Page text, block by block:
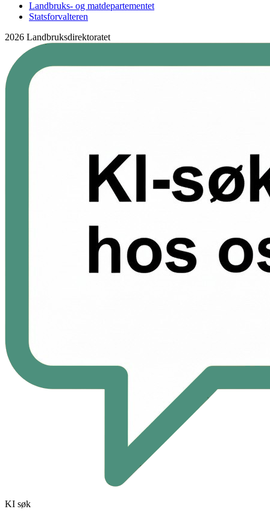
Landbruks- og matdepartementet
Statsforvalteren
2026 Landbruksdirektoratet
KI søk